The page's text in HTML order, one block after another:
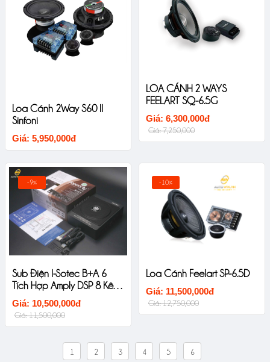
Loa Cánh 2Way S60 II
Sinfoni
Giá: 5,950,000đ
LOA CÁNH 2 WAYS
FEELART SQ-6.5G
Giá: 6,300,000đ
Giá: 7,250,000
-9%
Sub Điện I-Sotec B+A 6
Tích Hợp Amply DSP 8 Kênh
Ô Tô Cao Cấp
Giá: 10,500,000đ
Giá: 11,500,000
-10%
Loa Cánh Feelart SP-6.5D
Giá: 11,500,000đ
Giá: 12,750,000
1 2 3 4 5 6